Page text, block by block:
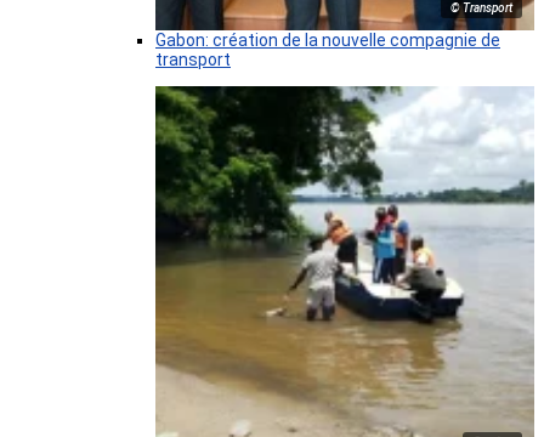
© Transport
Gabon: création de la nouvelle compagnie de
transport